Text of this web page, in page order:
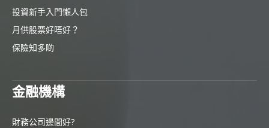
投資新手入門懶人包
月供股票好唔好？
保險知多啲
金融機構
財務公司邊間好?